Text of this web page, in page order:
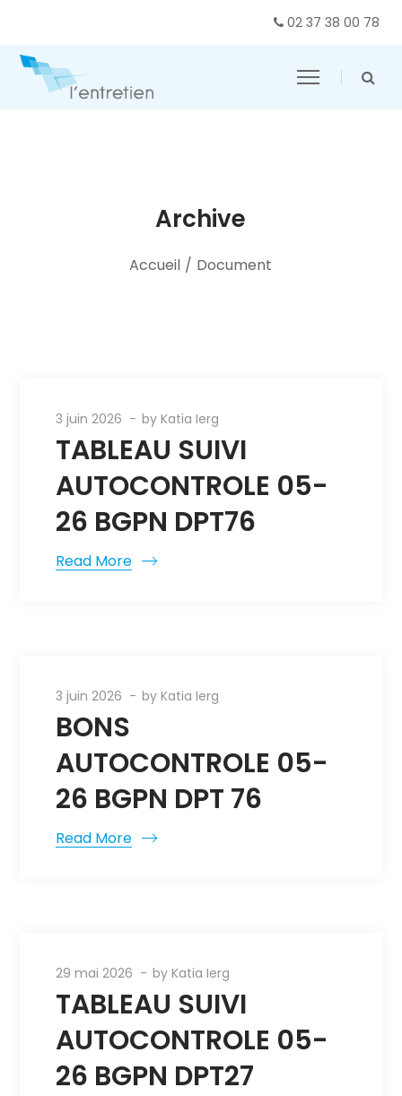
02 37 38 00 78
Archive
Accueil / Document
3 juin 2026 byKatia Ierg
TABLEAU SUIVI
AUTOCONTROLE 05-
26 BGPN DPT76
Read More
3 juin 2026 byKatia Ierg
BONS
AUTOCONTROLE 05-
26 BGPN DPT 76
Read More
29 mai 2026 byKatia Ierg
TABLEAU SUIVI
AUTOCONTROLE 05-
26 BGPN DPT27